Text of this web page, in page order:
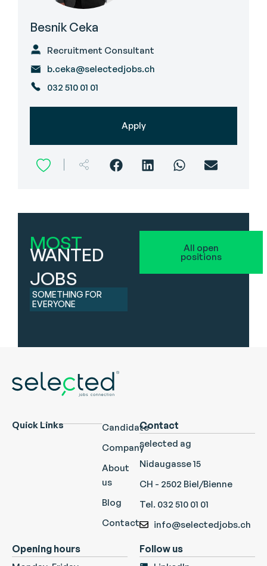
Besnik Ceka
Recruitment Consultant
b.ceka@selectedjobs.ch
032 510 01 01
Apply
MOST
WANTED
JOBS
SOMETHING FOR
EVERYONE
All open
positions
Quick Links
Candidate
Company
About
us
Blog
Contact
Contact
selected ag
Nidaugasse 15
CH - 2502 Biel/Bienne
Tel. 032 510 01 01
info@selectedjobs.ch
Opening hours Follow us